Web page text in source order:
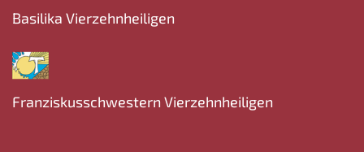
Basilika Vierzehnheiligen
Franziskusschwestern Vierzehnheiligen